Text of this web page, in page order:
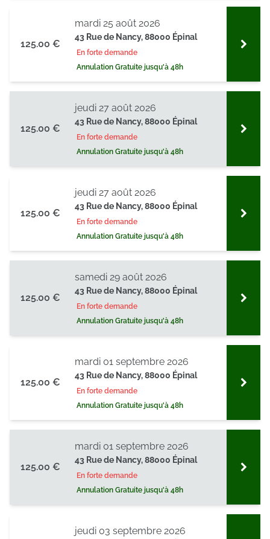
125.00 €
43 Rue de Nancy, 88000 Épinal
En forte demande
Annulation Gratuite jusqu'à 48h
mardi 25 août 2026
125.00 €
43 Rue de Nancy, 88000 Épinal
En forte demande
Annulation Gratuite jusqu'à 48h
jeudi 27 août 2026
125.00 €
43 Rue de Nancy, 88000 Épinal
En forte demande
Annulation Gratuite jusqu'à 48h
jeudi 27 août 2026
125.00 €
43 Rue de Nancy, 88000 Épinal
En forte demande
Annulation Gratuite jusqu'à 48h
samedi 29 août 2026
125.00 €
43 Rue de Nancy, 88000 Épinal
En forte demande
Annulation Gratuite jusqu'à 48h
mardi 01 septembre 2026
125.00 €
43 Rue de Nancy, 88000 Épinal
En forte demande
Annulation Gratuite jusqu'à 48h
mardi 01 septembre 2026
jeudi 03 septembre 2026